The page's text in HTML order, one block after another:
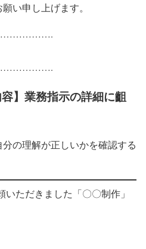
い申し上げます。
】業務指示の詳細に齟
の理解が正しいかを確認する
いただきました「〇〇制作」